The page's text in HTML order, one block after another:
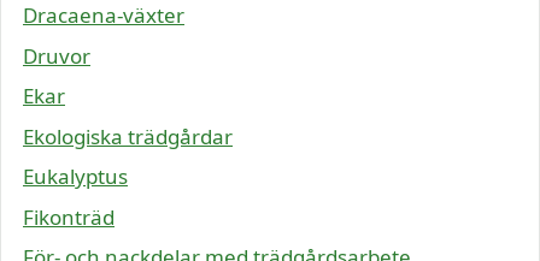
Dracaena-växter
Druvor
Ekar
Ekologiska trädgårdar
Eukalyptus
Fikonträd